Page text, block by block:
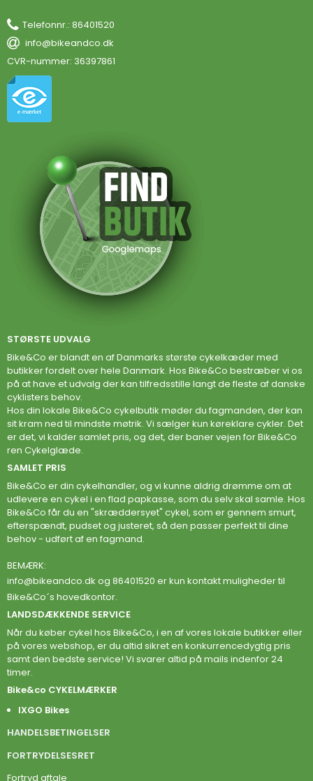
Telefonnr.: 86401520
info@bikeandco.dk
CVR-nummer: 36397861
STØRSTE UDVALG
Bike&Co er blandt en af Danmarks største cykelkæder med
butikker fordelt over hele Danmark. Hos Bike&Co bestræber vi os
på at have et udvalg der kan tilfredsstille langt de fleste af danske
cyklisters behov.
Hos din lokale Bike&Co cykelbutik møder du fagmanden, der kan
sit kram ned til mindste møtrik. Vi sælger kun køreklare cykler. Det
er det, vi kalder samlet pris, og det, der baner vejen for Bike&Co
ren Cykelglæde.
SAMLET PRIS
Bike&Co er din cykelhandler, og vi kunne aldrig drømme om at
udlevere en cykel i en flad papkasse, som du selv skal samle. Hos
Bike&Co får du en "skræddersyet" cykel, som er gennem smurt,
efterspændt, pudset og justeret, så den passer perfekt til dine
behov - udført af en fagmand.
BEMÆRK:
info@bikeandco.dk og 86401520 er kun kontakt muligheder til
Bike&Co´s hovedkontor.
LANDSDÆKKENDE SERVICE
Når du køber cykel hos Bike&Co, i en af vores lokale butikker eller
på vores webshop, er du altid sikret en konkurrencedygtig pris
samt den bedste service! Vi svarer altid på mails indenfor 24
timer.
Bike&co CYKELMÆRKER
IXGO Bikes
HANDELSBETINGELSER
FORTRYDELSESRET
Fortryd aftale